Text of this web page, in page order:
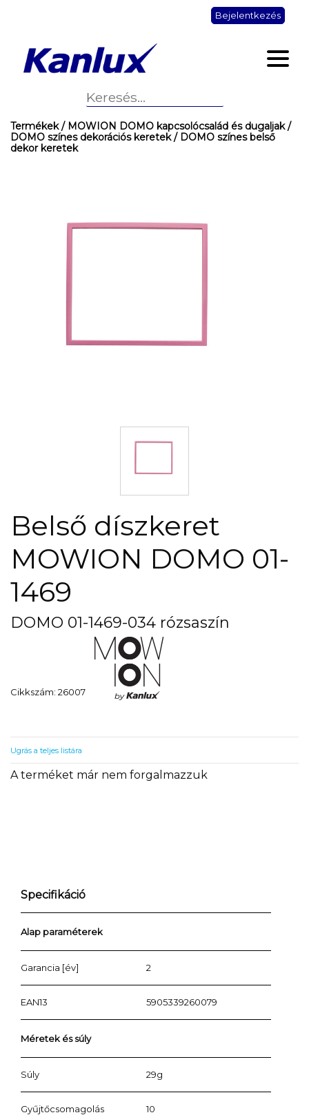
Bejelentkezés
Termékek/ MOWION DOMO kapcsolócsalád és dugaljak/
DOMO színes dekorációs keretek/ DOMO színes belső
dekor keretek
Belső díszkeret
MOWION DOMO 01-
1469
DOMO 01-1469-034 rózsaszín
Cikkszám: 26007
Ugrás a teljes listára
A terméket már nem forgalmazzuk
Specifikáció
Alap paraméterek
Garancia [év] 2
EAN13 5905339260079
Méretek és súly
Súly 29g
Gyűjtőcsomagolás 10